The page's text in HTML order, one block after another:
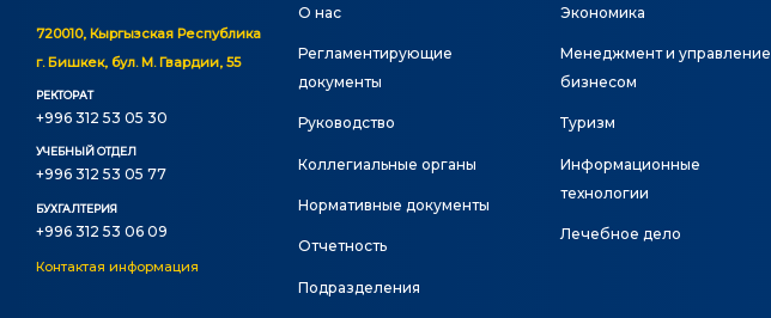
720010, Кыргызская Республика
г. Бишкек, бул. М. Гвардии, 55
РЕКТОРАТ
+996 312 53 05 30
УЧЕБНЫЙ ОТДЕЛ
+996 312 53 05 77
БУХГАЛТЕРИЯ
+996 312 53 06 09
Контактая информация
О нас
Регламентирующие
документы
Руководство
Коллегиальные органы
Нормативные документы
Отчетность
Подразделения
Экономика
Менеджмент и управление
бизнесом
Туризм
Информационные
технологии
Лечебное дело